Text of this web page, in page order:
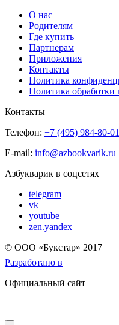
О нас
Родителям
Где купить
Партнерам
Приложения
Контакты
Политика
Политика
Контакты
Телефон: +7 (495) 984-80-01
E-mail: info@azbookvarik.ru
Азбукварик в соцсетях
telegram
vk
youtube
zen.yandex
© OOO «Букстар» 2017
Разработано в
Официальный сайт